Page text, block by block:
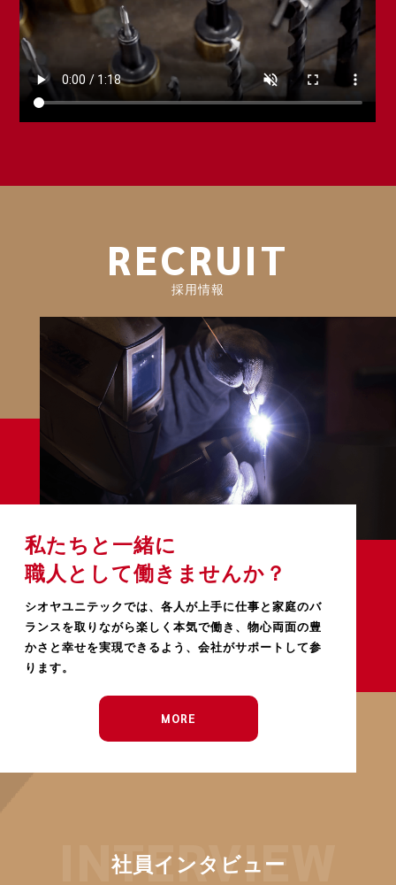
RECRUIT
採用情報
私たちと一緒に
職人として働きませんか？
シオヤユニテックでは、各人が上手に仕事と家庭のバ
ランスを取りながら楽しく本気で働き、物心両面の豊
かさと幸せを実現できるよう、会社がサポートして参
ります。
MORE
INTERVIEW
社員インタビュー